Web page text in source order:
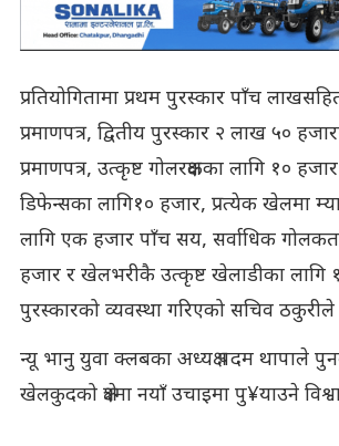
प्रतियोगितामा प्रथम पुरस्कार पाँच
प्रमाणपत्र, द्वितीय पुरस्कार २ लाख ५०
प्रमाणपत्र, उत्कृष्ट गोलरक्षकका लागि १०
डिफेन्सका लागि१० हजार, प्रत्येक खेलमा
लागि एक हजार पाँच सय, सर्वाधिक
हजार र खेलभरीकै उत्कृष्ट खेलाडीका लागि
पुरस्कारको व्यवस्था गरिएको सचिव ठकुरीले
न्यू भानु युवा क्लबका अध्यक्ष पदम थापाले
खेलकुदको क्षेत्रमा नयाँ उचाइमा पु¥याउने